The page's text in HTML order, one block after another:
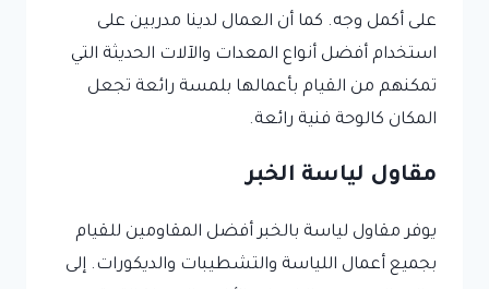
على أكمل وجه. كما أن العمال لدينا مدربين على
استخدام أفضل أنواع المعدات والآلات الحديثة التي
تمكنهم من القيام بأعمالها بلمسة رائعة تجعل
المكان كالوحة فنية رائعة.
مقاول لياسة الخبر
يوفر مقاول لياسة بالخبر أفضل المقاومين للقيام
بجميع أعمال اللياسة والتشطيبات والديكورات. إلى